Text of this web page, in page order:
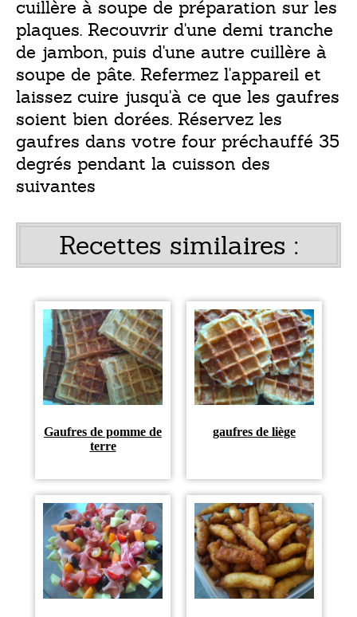
cuillère à soupe de préparation sur les
plaques. Recouvrir d'une demi tranche
de jambon, puis d'une autre cuillère à
soupe de pâte. Refermez l'appareil et
laissez cuire jusqu'à ce que les gaufres
soient bien dorées. Réservez les
gaufres dans votre four préchauffé 35
degrés pendant la cuisson des
suivantes
Recettes similaires :
Gaufres de pomme de
terre
gaufres de liège